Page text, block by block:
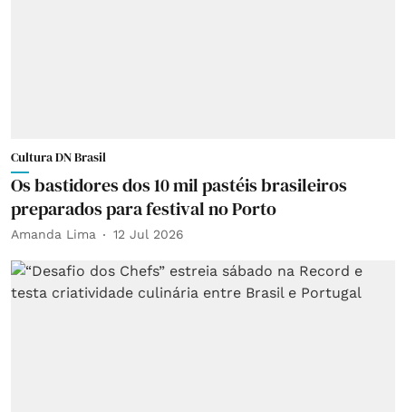
Cultura DN Brasil
Os bastidores dos 10 mil pastéis brasileiros
preparados para festival no Porto
Amanda Lima 12 Jul 2026